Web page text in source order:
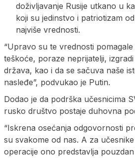
doživljavanje Rusije utkano u
koji su jedinstvo i patriotizam
najviše vrednosti.
“Upravo su te vrednosti
teškoće, poraze neprijatelji,
država, kao i da se sačuva naše
nasleđe”, podvukao je Putin.
Dodao je da podrška učesnicima
rusko društvo postaje duhovna
“Iskrena osećanja odgovornosti
su svakome od nas. A za
operacije ono predstavlja